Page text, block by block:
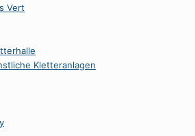
Vert
Kletteranlagen